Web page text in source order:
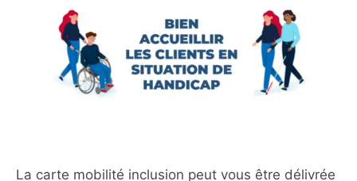
La carte mobilité inclusion peut vous être délivrée